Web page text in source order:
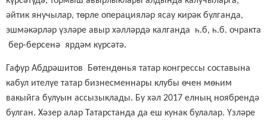
әйтик янучылар, төрле операцияләр ясау кирәк булганда,
эшмәкәрләр үзләре авыр хәлләрдә калганда һ.б, һ.б. очракта
бер-берсенә ярдәм күрсәтә.
Гафур Абдрәшитов Бөтендөнья татар конгрессы составына
кабул ителүе татар бизнесменнары клубы өчен мөһим
вакыйга булуын ассызыклады. Бу хәл 2017 елның ноябрендә
булган. Хәзер алар Татарстанда да еш кунак булалар. Үзләре